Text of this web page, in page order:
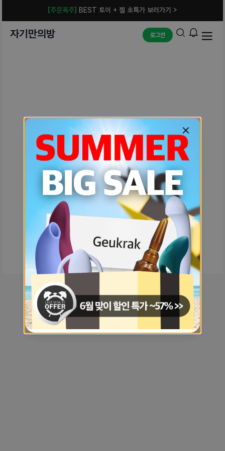
[주문폭주] BEST 토이 + 젤 초특가 보러가기 >
자기만의방 로그인
예상치 못한 에러입니다.